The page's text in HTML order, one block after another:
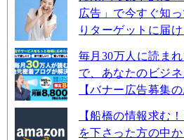
広告」で今すぐ知
りターゲットに届
毎月30万人に読ま
で、あなたのビジ
【バナー広告募集
【船橋の情報求む
を下さった方の中